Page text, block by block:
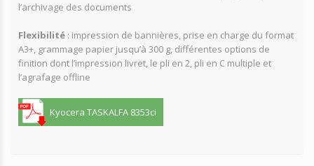
l’archivage des documents
Flexibilité: impression de bannières, prise en charge du format
A3+, grammage papier jusqu’à 300 g, différentes options de
finition dont l’impression livret, le pli en 2, pli en C multiple et
l’agrafage offline
Kyocera TASKALFA 8353ci